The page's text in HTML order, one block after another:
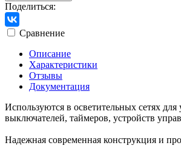
Поделиться:
Сравнение
Описание
Характеристики
Отзывы
Документация
Используются в осветительных сетях
выключателей, таймеров, устройств
Надежная современная конструкция и